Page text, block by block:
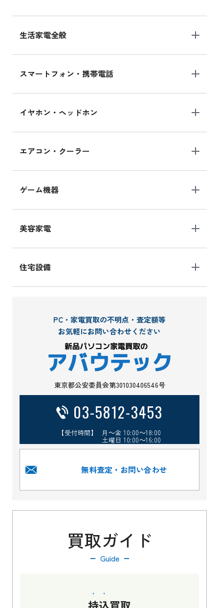
生活家電全般
スマートフォン・携帯電話
イヤホン・ヘッドホン
エアコン・クーラー
ゲーム機器
美容家電
住宅設備
PC・家電買取の不明点・査定額等
お気軽にお問い合わせください
東京都公安委員会第301030406546号
03-5812-3453
【受付時間】 月～金 10:00～18:00
土曜日 10:00～16:00
無料査定・お問い合わせ
買取ガイド
Guide